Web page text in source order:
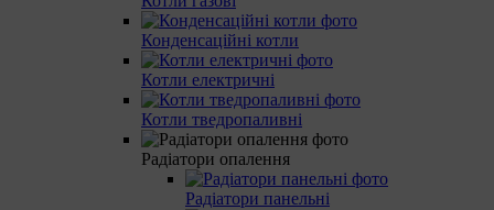
Конденсаційні котли
Котли електричні
Котли тведропаливні
Радіатори опалення
Радіатори панельні